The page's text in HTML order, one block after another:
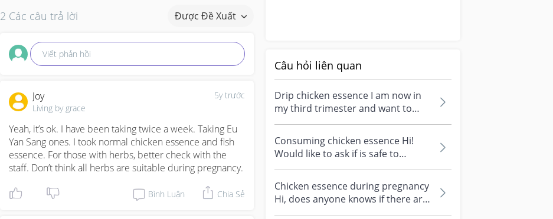
2 Các câu trả lời Được Đề Xuất
Viết phản hồi
5y trước
Joy
Living by grace
Yeah, it’s ok. I have been taking twice a week. Taking Eu
Yan Sang ones. I took normal chicken essence and fish
essence. For those with herbs, better check with the
staff. Don’t think all herbs are suitable during pregnancy.
Bình Luận Chia Sẻ
Câu hỏi liên quan
Drip chicken essence I am now in
my third trimester and want to
consume chicken essence. Any
brand o...
Consuming chicken essence Hi!
Would like to ask if is safe to
consume chicken essence during
the fir...
Chicken essence during pregnancy
Hi, does anyone knows if there are
additional benefits of drinking...